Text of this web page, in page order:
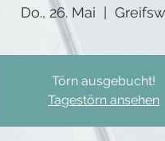
Do., 26. Mai
Törn ausgebucht!
Tagestörn ansehen